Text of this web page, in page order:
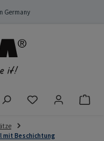
Germany
Du hast 0
mit Beschichtung